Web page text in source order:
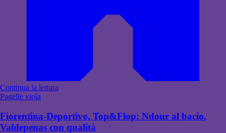
Continua la lettura
Pagelle viola
Fiorentina-Deportivo, Top&Flop: Ndour al bacio.
Valdepenas con qualità